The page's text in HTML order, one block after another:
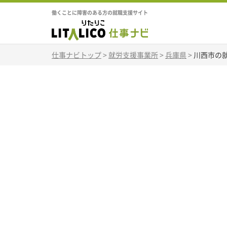
働くことに障害のある方の就職支援サイト
仕事ナビトップ> 就労支援事業所> 兵庫県 > 川西市の